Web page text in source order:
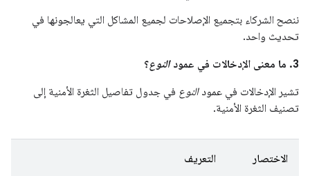
ننصح الشركاء بتجميع الإصلاحات لجميع المشاكل التي يعالجونها في
تحديث واحد.
3. ما معنى الإدخالات في عمود
النوع؟
تشير الإدخالات في عمودالنوع في جدول تفاصيل الثغرة الأمنية إلى
تصنيف الثغرة الأمنية.
الاختصار التعريف